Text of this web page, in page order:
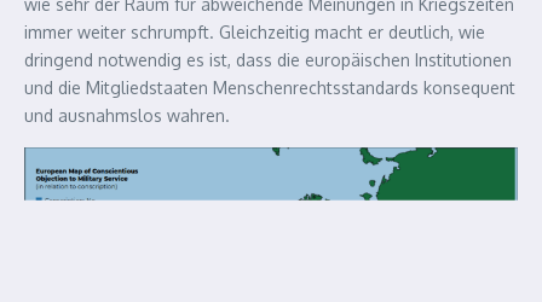
wie sehr der Raum für abweichende Meinungen in Kriegszeiten
immer weiter schrumpft. Gleichzeitig macht er deutlich, wie
dringend notwendig es ist, dass die europäischen Institutionen
und die Mitgliedstaaten Menschenrechtsstandards konsequent
und ausnahmslos wahren.